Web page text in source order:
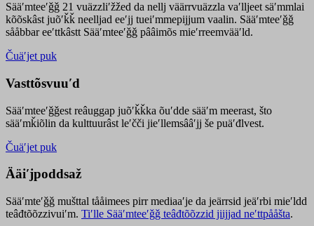
Sääʹmteeʹǧǧ 21 vuäzzliʹžžed da nellj väärrvuäzzla vaʹlljeet säʹmmlai
kõõskâst juõʹǩǩ neelljad eeʹjj tueiʹmmepijjum vaalin. Sääʹmteeʹǧǧ
sååbbar eeʹttkâstt Sääʹmteeʹǧǧ pââimõs mieʹrreemvääʹld.
Čuäʹjet puk
Vasttõsvuuʹd
Sääʹmteeʹǧǧest reâuggap juõʹǩǩka õuʹdde sääʹm meerast, što
sääʹmǩiõlin da kulttuurâst leʹčči jieʹllemsââʹjj še puäʹđlvest.
Čuäʹjet puk
Ääiʹjpoddsaž
Sääʹmteʹǧǧ mušttal tååimees pirr mediaaʹje da jeärrsid jeäʹrbi mieʹldd
teâđtõõzzivuiʹm. Tiʹlle Sääʹmteeʹǧǧ teâđtõõzzid jiijjad neʹttpååšta.